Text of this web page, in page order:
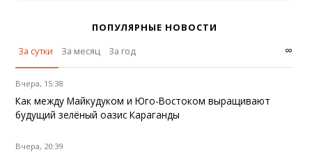
ПОПУЛЯРНЫЕ НОВОСТИ
За сутки
За месяц За год ∞
Вчера, 15:38
Как между Майкудуком и Юго-Востоком выращивают
будущий зелёный оазис Караганды
Вчера, 20:39